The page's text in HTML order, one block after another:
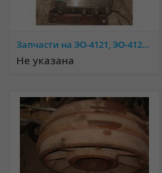
Запчасти на ЭО-4121, ЭО-4124, ЭО-4225, МТП-71.
Не указана